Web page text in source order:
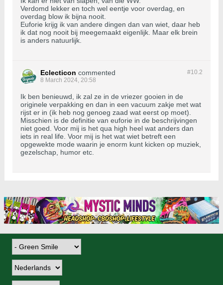
Verdomd lekker en toch wel eentje voor overdag, en
overdag blow ik bijna nooit.
Euforie krijg ik van andere dingen dan van wiet, daar heb
ik dat nog nooit bij meegemaakt eigenlijk. Maar elk brein
is anders natuurlijk.
#10.2
Eclecticon commented
8 March 2024, 20:58
Ik ben benieuwd, ik zal ze in de vriezer gooien in de
originele verpakking en dan in een vacuum zakje met wat
rijst er in (ik heb nog genoeg zaad wat eerst op moet).
Misschien is de definitie van euforie in de beschrijvingen
niet goed. Voor mij is het qua high heel wat anders dan
iets in real life. Voor mij is het wat wiet betreft een
opgewekte mode waarin je enorm kunt kicken op muziek,
gezelschap, humor etc.